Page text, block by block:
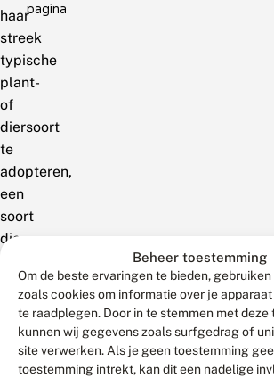
Beheer toestemming
Om de beste ervaringen te bieden,
zoals cookies om informatie over je
te raadplegen. Door in te stemmen met
kunnen wij gegevens zoals surfgedrag of
site verwerken. Als je geen toestemming
toestemming intrekt, kan dit een nadelige
haar
streek
typische
plant-
of
diersoort
te
adopteren,
een
soort
die
uitsluitend
die
gemeente
voorkomt
pagina